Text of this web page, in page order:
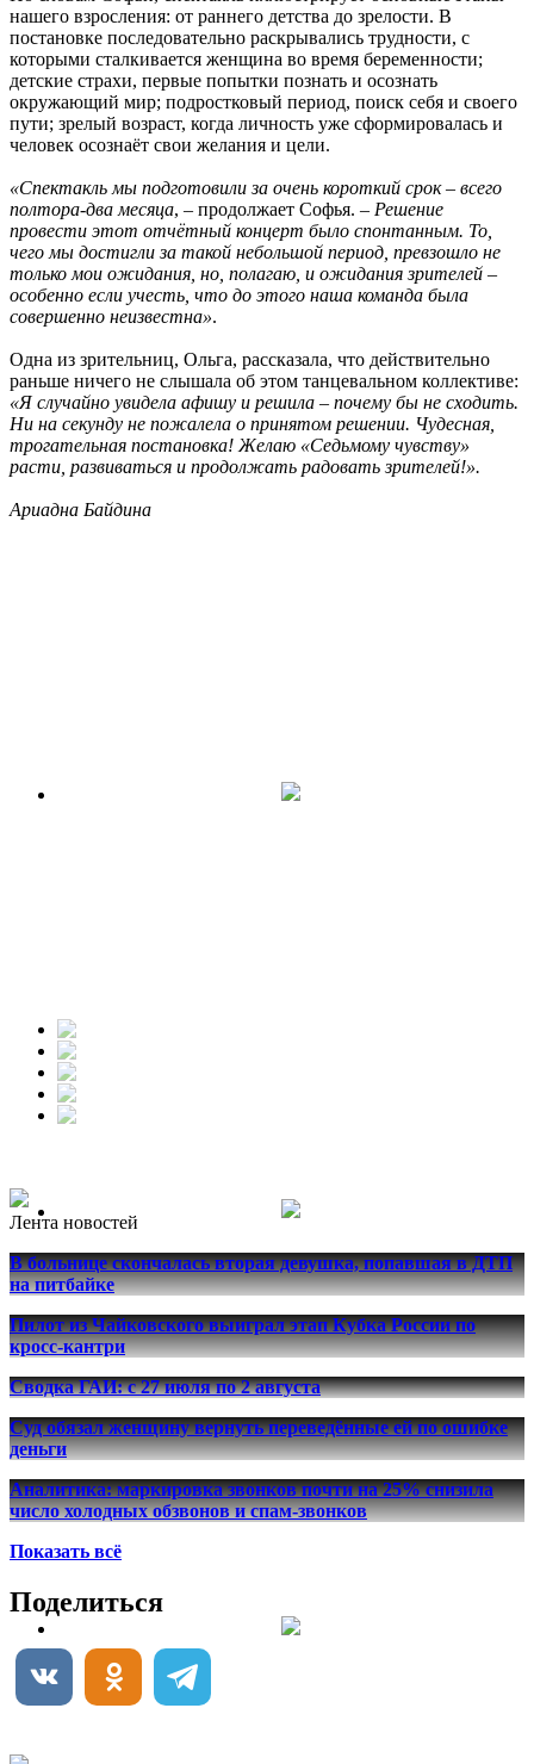
нашего взросления: от раннего детства до зрелости. В
постановке последовательно раскрывались трудности, с
которыми сталкивается женщина во время беременности;
детские страхи, первые попытки познать и осознать
окружающий мир; подростковый период, поиск себя и своего
пути; зрелый возраст, когда личность уже сформировалась и
человек осознаёт свои желания и цели.
«Спектакль мы подготовили за очень короткий срок – всего
полтора-два месяца, – продолжает Софья. – Решение
провести этот отчётный концерт было спонтанным. То,
чего мы достигли за такой небольшой период, превзошло не
только мои ожидания, но, полагаю, и ожидания зрителей –
особенно если учесть, что до этого наша команда была
совершенно неизвестна».
Одна из зрительниц, Ольга, рассказала, что действительно
раньше ничего не слышала об этом танцевальном коллективе:
«Я случайно увидела афишу и решила – почему бы не сходить.
Ни на секунду не пожалела о принятом решении. Чудесная,
трогательная постановка! Желаю «Седьмому чувству»
расти, развиваться и продолжать радовать зрителей!».
Ариадна Байдина
Лента новостей
В больнице скончалась вторая девушка, попавшая в ДТП
на питбайке
Пилот из Чайковского выиграл этап Кубка России по
кросс-кантри
Сводка ГАИ: с 27 июля по 2 августа
Суд обязал женщину вернуть переведённые ей по ошибке
деньги
Аналитика: маркировка звонков почти на 25% снизила
число холодных обзвонов и спам-звонков
Показать всё
Поделиться